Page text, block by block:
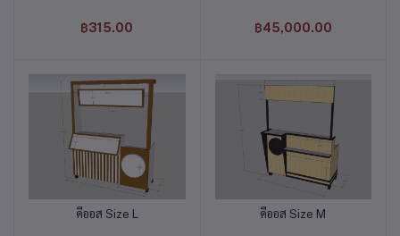
฿315.00 ฿45,000.00
หยิบใส่ตะกร้า
คีออส Size L หยิบใส่ตะกร้า
คีออส Size M